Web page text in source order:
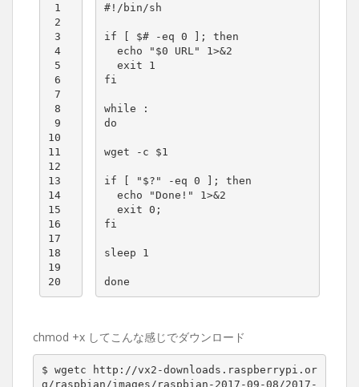
10
11
12
13
14
15
16
17
18
19
20
#!/bin/sh
if [ $# -eq 0 ] ;
then
echo
" $0 URL" 1 >&2
exit
1
fi
while
do
wget -c $1
if [ " $? " -eq 0 ] ;
then
echo
"Done!" 1 >&2
exit 0 ;
fi
sleep 1
done
chmod +x してこんな感じでダウンロード
$ wgetc http://vx2-downloads.raspberrypi.or
g/raspbian/images/raspbian-2017-09-08/2017-